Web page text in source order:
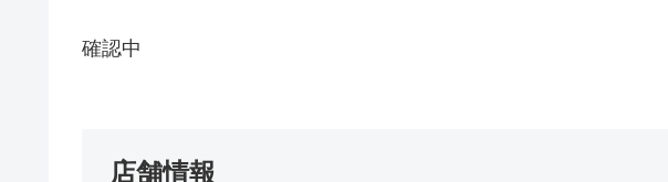
確認中
店舗情報